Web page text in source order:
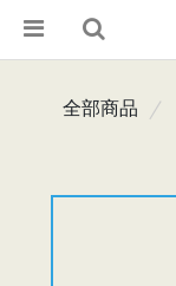
全部商品